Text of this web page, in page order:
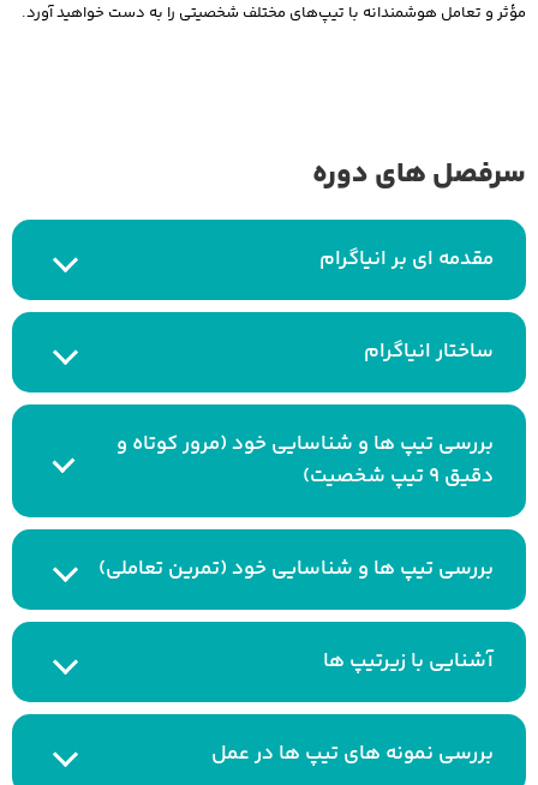
مؤثر و تعامل هوشمندانه با تیپ‌های مختلف شخصیتی را به دست خواهید آورد.
سرفصل های دوره
مقدمه ای بر انیاگرام
ساختار انیاگرام
بررسی تیپ ها و شناسایی خود (مرور کوتاه و
دقیق ۹ تیپ شخصیت)
بررسی تیپ ها و شناسایی خود (تمرین تعاملی)
آشنایی با زیرتیپ ها
بررسی نمونه های تیپ ها در عمل